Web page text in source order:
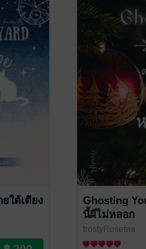
ใต้เตียง
Ghosting
นี้ผีไม่หลอก
frostyRosetea
นิยาย Girl Love/